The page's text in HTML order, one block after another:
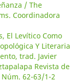
/ The
Coordinadora
El Levítico Como
Y Literaria
trad. Javier
Revista de
62-63/1-2